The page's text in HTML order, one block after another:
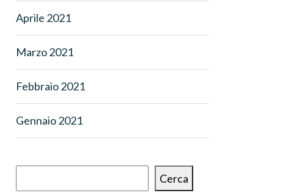
Aprile 2021
Marzo 2021
Febbraio 2021
Gennaio 2021
Cerca